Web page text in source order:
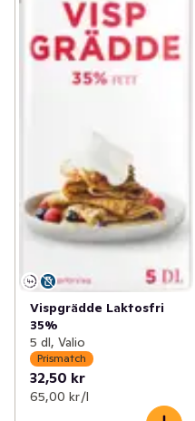
Vispgrädde Laktosfri
35%
5 dl, Valio
Prismatch
32,50 kr
65,00 kr /l